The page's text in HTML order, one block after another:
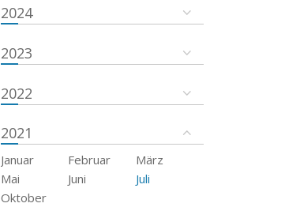
2024
2023
2022
2021
Januar Februar
März
Mai
Juni
Juli
Oktober